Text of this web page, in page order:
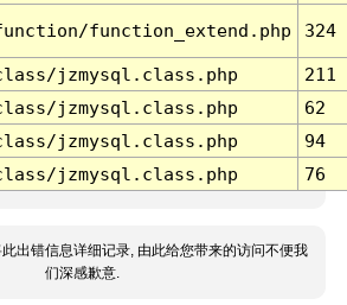
function_extend.php 324
jzmysql.class.php
211
jzmysql.class.php
62
jzmysql.class.php
94
jzmysql.class.php 76
此出错信息详细记录, 由此给您带来的访问不便我
们深感歉意.